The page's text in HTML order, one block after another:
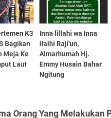
K3
Bagikan
Meja Ke
Laut
Inna lillahi wa Inna
ilaihi Raji'un,
Almarhumah Hj.
Emmy Husain Bahar
Ngitung
Orang Yang Melakukan